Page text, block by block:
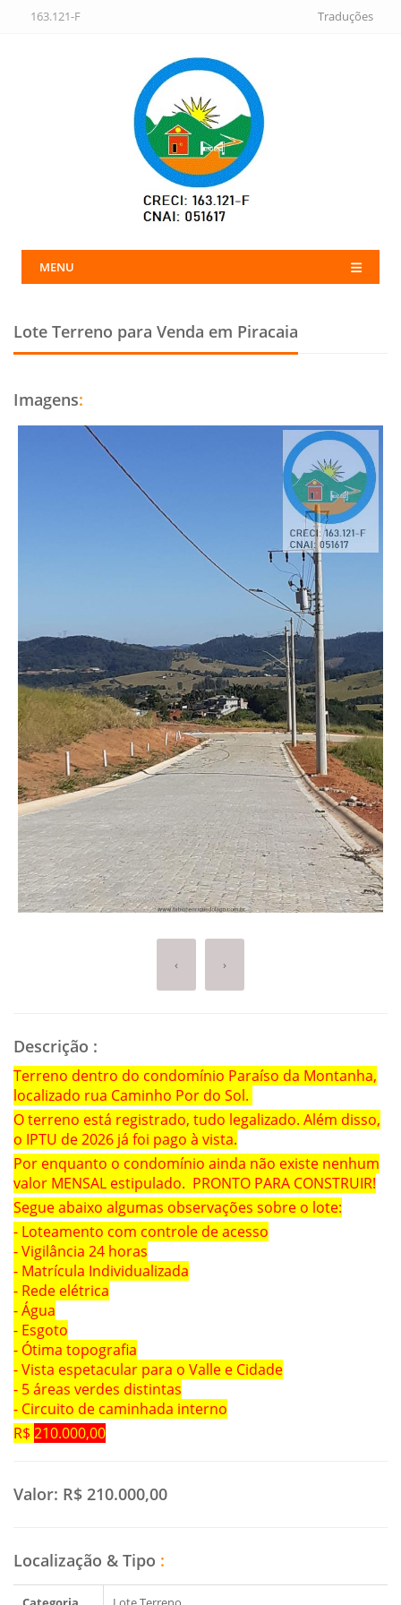
163.121-F Traduções
MENU
Lote Terreno para Venda em Piracaia
Imagens:
‹ ›
Descrição :
Terreno dentro do condomínio Paraíso da Montanha,
localizado rua Caminho Por do Sol.
O terreno está registrado, tudo legalizado. Além disso,
o IPTU de 2026 já foi pago à vista.
Por enquanto o condomínio ainda não existe nenhum
valor MENSAL estipulado. PRONTO PARA CONSTRUIR!
Segue abaixo algumas observações sobre o lote:
- Loteamento com controle de acesso
- Vigilância 24 horas
- Matrícula Individualizada
- Rede elétrica
- Água
- Esgoto
- Ótima topografia
- Vista espetacular para o Valle e Cidade
- 5 áreas verdes distintas
- Circuito de caminhada interno
R$ 210.000,00
Valor: R$ 210.000,00
Localização & Tipo :